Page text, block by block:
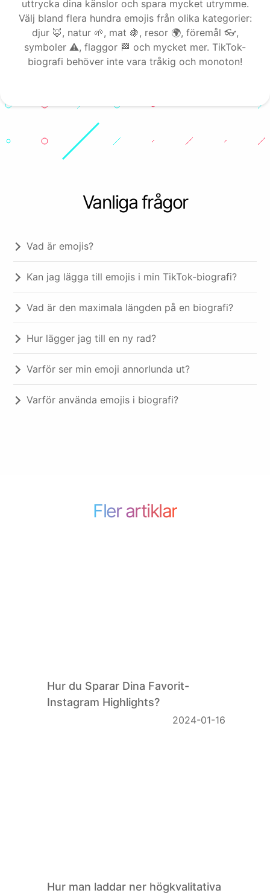
Objects
uttrycka dina känslor och spara mycket utrymme.
Välj bland flera hundra emojis från olika kategorier:
djur 🦊, natur 🌱, mat 🍇, resor 🌍, föremål 👓,
symboler ⚠️, flaggor 🏁 och mycket mer. TikTok-
biografi behöver inte vara tråkig och monoton!
Vanliga frågor
Vad är emojis?
Kan jag lägga till emojis i min TikTok-biografi?
Vad är den maximala längden på en biografi?
Hur lägger jag till en ny rad?
Varför ser min emoji annorlunda ut?
Varför använda emojis i biografi?
Fler artiklar
Hur du Sparar Dina Favorit-
Instagram Highlights?
2024-01-16
Hur man laddar ner högkvalitativa